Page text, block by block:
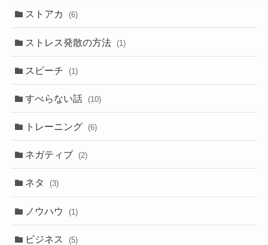
ストアカ (6)
ストレス発散の方法 (1)
スピーチ (1)
すべらない話 (10)
トレーニング (6)
ネガティブ (2)
ネタ (3)
ノウハウ (1)
ビジネス (5)